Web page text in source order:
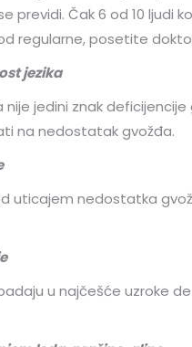
previdi. Čak 6 od 10 ljudi
regularne, posetite
jezika
nije jedini znak
na nedostatak gvožđa.
uticajem nedostatka
u najčešće uzroke